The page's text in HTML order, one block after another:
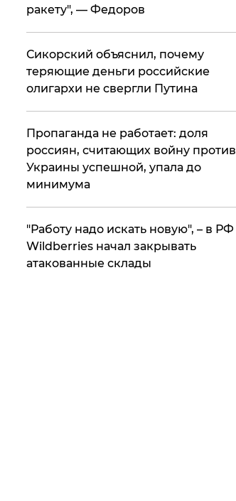
ракету", — Федоров
Сикорский объяснил, почему
теряющие деньги российские
олигархи не свергли Путина
​Пропаганда не работает: доля
россиян, считающих войну против
Украины успешной, упала до
минимума
"Работу надо искать новую", – в РФ
Wildberries начал закрывать
атакованные склады